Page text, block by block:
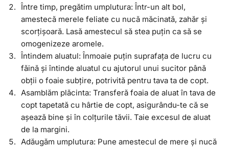
Între timp, pregătim umplutura: Într-un alt bol,
amestecă merele feliate cu nucă măcinată, zahăr și
scorțișoară. Lasă amestecul să stea puțin ca să se
omogenizeze aromele.
Întindem aluatul: Înmoaie puțin suprafața de lucru cu
făină și întinde aluatul cu ajutorul unui sucitor până
obții o foaie subțire, potrivită pentru tava ta de copt.
Asamblăm plăcinta: Transferă foaia de aluat în tava de
copt tapetată cu hârtie de copt, asigurându-te că se
așează bine și în colțurile tăvii. Taie excesul de aluat
de la margini.
Adăugăm umplutura: Pune amestecul de mere și nucă